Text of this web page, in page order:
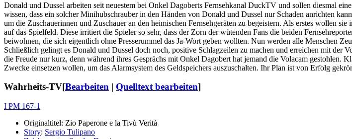
Donald und Dussel arbeiten seit neuestem bei Onkel Dagoberts Fernsehkanal DuckTV und sollen diesmal
wissen, dass ein solcher Minihubschrauber in den Händen von Donald und Dussel nur Schaden anrichten
um die Zuschauerinnen und Zuschauer an den heimischen Fernsehgeräten zu begeistern. Als erstes wollen
auf das Spielfeld. Diese irritiert die Spieler so sehr, dass der Zorn der wütenden Fans die beiden
beiwohnen, die sich eigentlich ohne Presserummel das Ja-Wort geben wollten. Nun werden alle Menschen
Schließlich gelingt es Donald und Dussel doch noch, positive Schlagzeilen zu machen und erreichen mit der
die Freude nur kurz, denn während ihres Gesprächs mit Onkel Dagobert hat jemand die Volacam gestohlen.
Zwecke einsetzen wollen, um das Alarmsystem des Geldspeichers auszuschalten. Ihr Plan ist von Erfolg
Wahrheits-TV[Bearbeiten | Quelltext bearbeiten]
I PM 167-1
Originaltitel: Zio Paperone e la Tivù Verità
Story: Sergio Tulipano